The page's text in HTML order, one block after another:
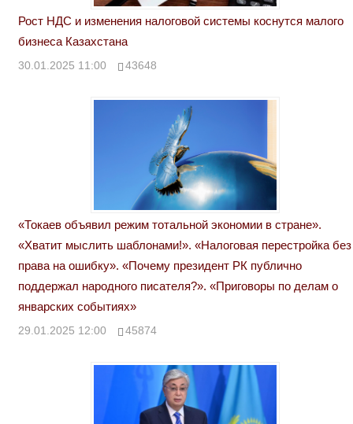
Рост НДС и изменения налоговой системы коснутся малого
бизнеса Казахстана
30.01.2025 11:00 43648
«Токаев объявил режим тотальной экономии в стране».
«Хватит мыслить шаблонами!». «Налоговая перестройка без
права на ошибку». «Почему президент РК публично
поддержал народного писателя?». «Приговоры по делам о
январских событиях»
29.01.2025 12:00 45874